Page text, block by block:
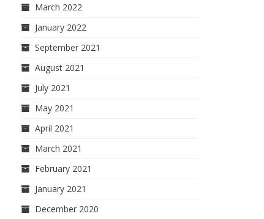
March 2022
January 2022
September 2021
August 2021
July 2021
May 2021
April 2021
March 2021
February 2021
January 2021
December 2020